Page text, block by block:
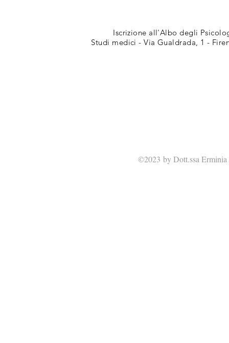
Iscrizione all'Albo degli
Studi medici - Via Gualdrada, 1 -
©2023 byDott.ssa